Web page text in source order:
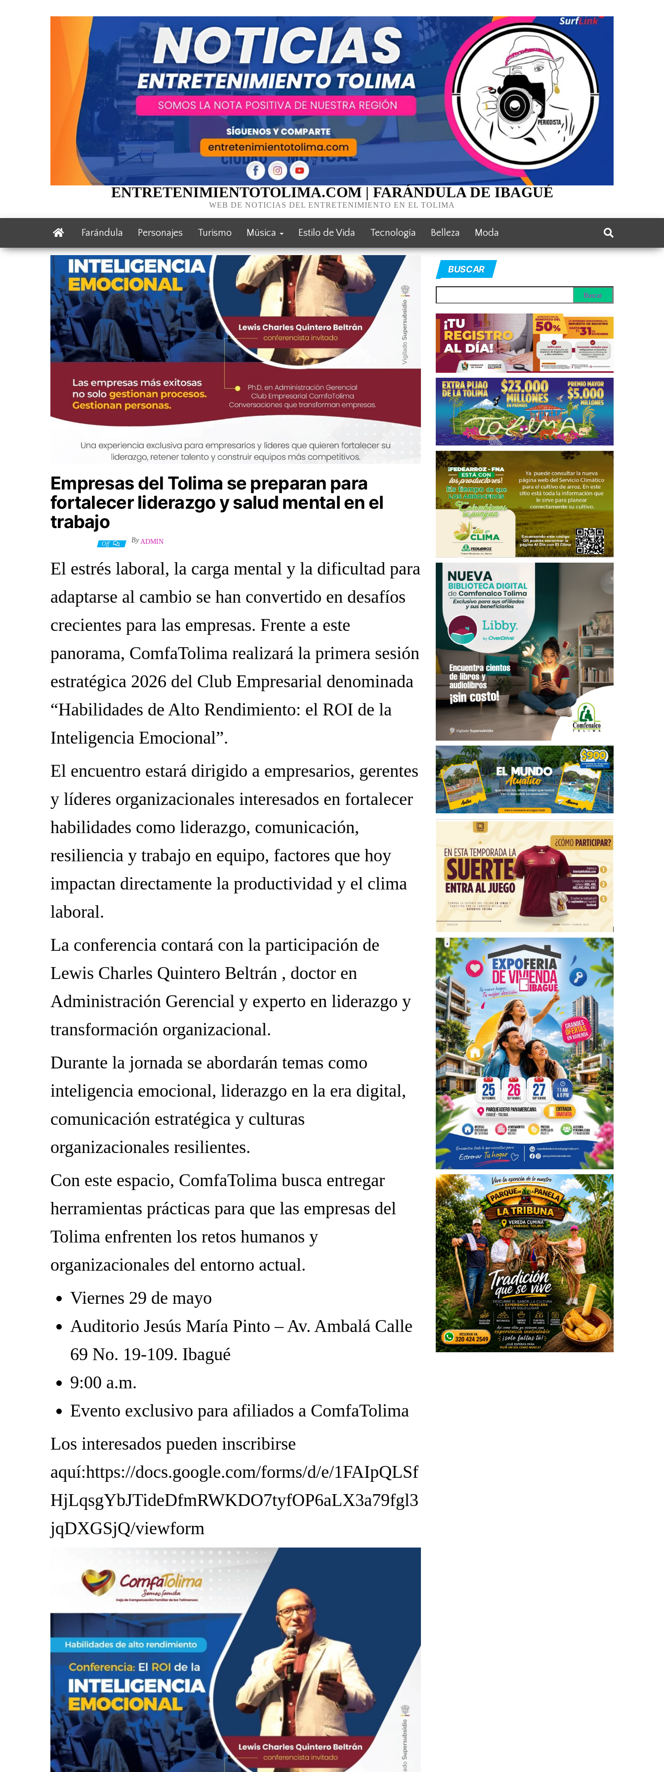
ENTRETENIMIENTOTOLIMA.COM | FARÁNDULA DE IBAGUÉ
WEB DE NOTICIAS DEL ENTRETENIMIENTO EN EL TOLIMA
Farándula Personajes Turismo Música Estilo de Vida Tecnología Belleza Moda
Empresas del Tolima se preparan para
fortalecer liderazgo y salud mental en el
trabajo
Off By ADMIN
El estrés laboral, la carga mental y la dificultad para
adaptarse al cambio se han convertido en desafíos
crecientes para las empresas. Frente a este
panorama, ComfaTolima realizará la primera sesión
estratégica 2026 del Club Empresarial denominada
“Habilidades de Alto Rendimiento: el ROI de la
Inteligencia Emocional”.
El encuentro estará dirigido a empresarios, gerentes
y líderes organizacionales interesados en fortalecer
habilidades como liderazgo, comunicación,
resiliencia y trabajo en equipo, factores que hoy
impactan directamente la productividad y el clima
laboral.
La conferencia contará con la participación de
Lewis Charles Quintero Beltrán , doctor en
Administración Gerencial y experto en liderazgo y
transformación organizacional.
Durante la jornada se abordarán temas como
inteligencia emocional, liderazgo en la era digital,
comunicación estratégica y culturas
organizacionales resilientes.
Con este espacio, ComfaTolima busca entregar
herramientas prácticas para que las empresas del
Tolima enfrenten los retos humanos y
organizacionales del entorno actual.
Viernes 29 de mayo
Auditorio Jesús María Pinto – Av. Ambalá Calle
69 No. 19-109. Ibagué
9:00 a.m.
Evento exclusivo para afiliados a ComfaTolima
Los interesados pueden inscribirse
aquí:https://docs.google.com/forms/d/e/1FAIpQLSf
HjLqsgYbJTideDfmRWKDO7tyfOP6aLX3a79fgl3
jqDXGSjQ/viewform
BUSCAR